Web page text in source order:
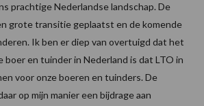
prachtige Nederlandse landschap. De
grote transitie geplaatst en de komende
Ik ben er diep van overtuigd dat het
boer en tuinder in Nederland is dat LTO in
voor onze boeren en tuinders. De
op mijn manier een bijdrage aan